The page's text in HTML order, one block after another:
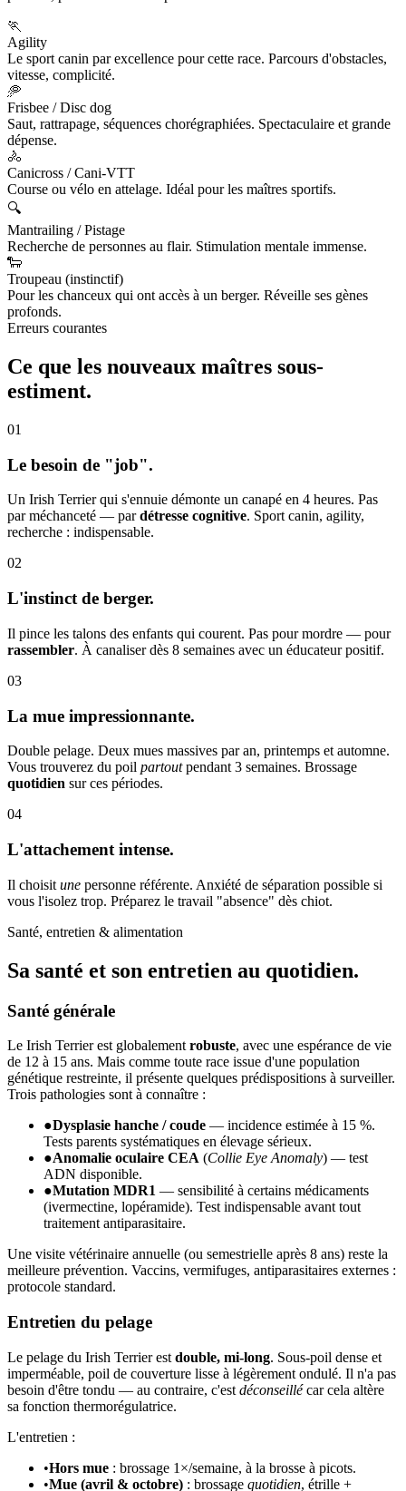
🏃
Agility
Le sport canin par excellence pour cette race. Parcours d'obstacles,
vitesse, complicité.
🥏
Frisbee / Disc dog
Saut, rattrapage, séquences chorégraphiées. Spectaculaire et grande
dépense.
🚴
Canicross / Cani-VTT
Course ou vélo en attelage. Idéal pour les maîtres sportifs.
🔍
Mantrailing / Pistage
Recherche de personnes au flair. Stimulation mentale immense.
🐑
Troupeau (instinctif)
Pour les chanceux qui ont accès à un berger. Réveille ses gènes
profonds.
Erreurs courantes
Ce que les nouveaux maîtres sous-
estiment.
01
Le besoin de "job".
Un Irish Terrier qui s'ennuie démonte un canapé en 4 heures. Pas
par méchanceté — pardétresse cognitive. Sport canin, agility,
recherche : indispensable.
02
L'instinct de berger.
Il pince les talons des enfants qui courent. Pas pour mordre — pour
rassembler. À canaliser dès 8 semaines avec un éducateur positif.
03
La mue impressionnante.
Double pelage. Deux mues massives par an, printemps et automne.
Vous trouverez du poil partoutpendant 3 semaines. Brossage
quotidien sur ces périodes.
04
L'attachement intense.
Il choisit une personne référente. Anxiété de séparation possible si
vous l'isolez trop. Préparez le travail "absence" dès chiot.
Santé, entretien & alimentation
Sa santé et son entretien au quotidien.
Santé générale
Le Irish Terrier est globalement robuste, avec une espérance de vie
de 12 à 15 ans. Mais comme toute race issue d'une population
génétique restreinte, il présente quelques prédispositions à surveiller.
Trois pathologies sont à connaître :
●Dysplasie hanche / coude — incidence estimée à 15 %.
Tests parents systématiques en élevage sérieux.
●Anomalie oculaire CEA (Collie Eye Anomaly) — test
ADN disponible.
●Mutation MDR1 — sensibilité à certains médicaments
(ivermectine, lopéramide). Test indispensable avant tout
traitement antiparasitaire.
Une visite vétérinaire annuelle (ou semestrielle après 8 ans) reste la
meilleure prévention. Vaccins, vermifuges, antiparasitaires externes :
protocole standard.
Entretien du pelage
Le pelage du Irish Terrier est double, mi-long. Sous-poil dense et
imperméable, poil de couverture lisse à légèrement ondulé. Il n'a pas
besoin d'être tondu — au contraire, c'est déconseillécar cela altère
sa fonction thermorégulatrice.
L'entretien :
•Hors mue : brossage 1×/semaine, à la brosse à picots.
•Mue (avril & octobre) : brossage quotidien, étrille +